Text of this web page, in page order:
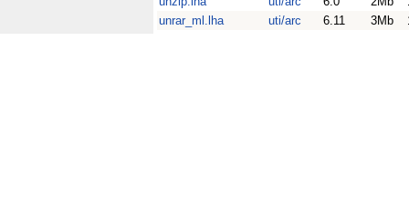
unrar_ml.lha
uti/arc 6.11 3Mb